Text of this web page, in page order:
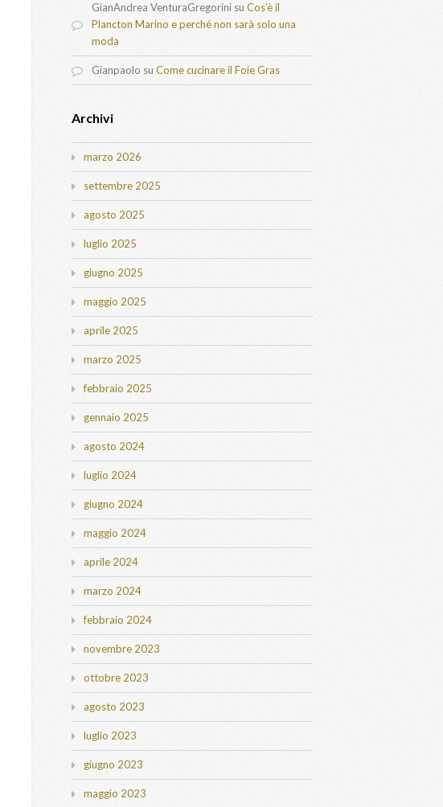
GianAndrea VenturaGregorini su Cos’è il
Plancton Marino e perché non sarà solo una
moda
Gianpaolo su Come cucinare il Foie Gras
Archivi
marzo 2026
settembre 2025
agosto 2025
luglio 2025
giugno 2025
maggio 2025
aprile 2025
marzo 2025
febbraio 2025
gennaio 2025
agosto 2024
luglio 2024
giugno 2024
maggio 2024
aprile 2024
marzo 2024
febbraio 2024
novembre 2023
ottobre 2023
agosto 2023
luglio 2023
giugno 2023
maggio 2023